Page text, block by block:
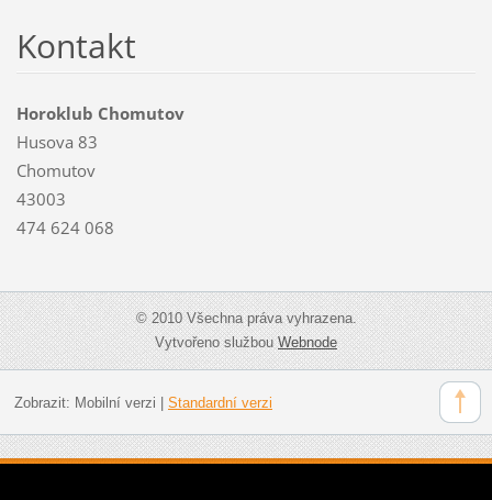
Kontakt
Horoklub Chomutov
Husova 83
Chomutov
43003
474 624 068
© 2010 Všechna práva vyhrazena.
Vytvořeno službouWebnode
Zobrazit: Mobilní verzi Standardní verzi